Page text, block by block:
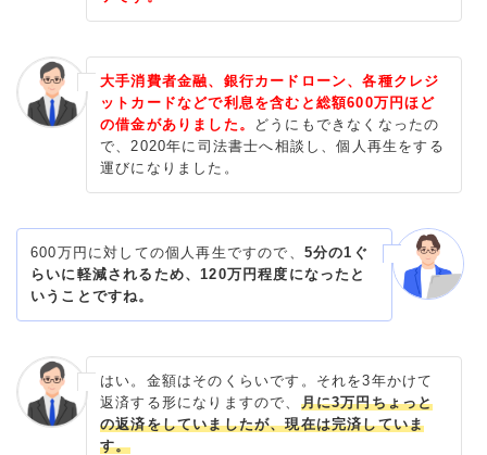
大手消費者金融、銀行カードローン、各種クレジ
ットカードなどで利息を含むと総額600万円ほど
の借金がありました。
どうにもできなくなったの
で、2020年に司法書士へ相談し、個人再生をする
運びになりました。
600万円に対しての個人再生ですので、 5分の1ぐ
らいに軽減されるため、120万円程度になったと
いうことですね。
はい。金額はそのくらいです。それを3年かけて
返済する形になりますので、 月に3万円ちょっと
の返済をしていましたが、現在は完済していま
す。